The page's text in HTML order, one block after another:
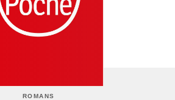
ROMANS